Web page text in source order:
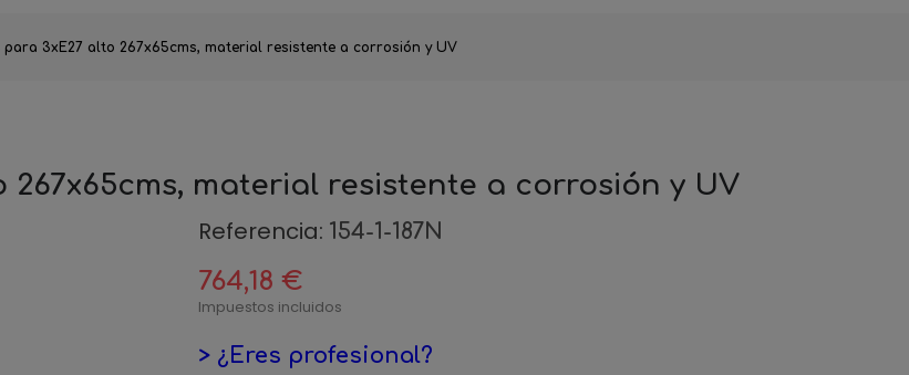
para 3xE27 alto 267x65cms, material resistente a corrosión y UV
267x65cms, material resistente a corrosión y UV
Referencia: 154-1-187N
764,18 €
Impuestos incluidos
> ¿Eres profesional?